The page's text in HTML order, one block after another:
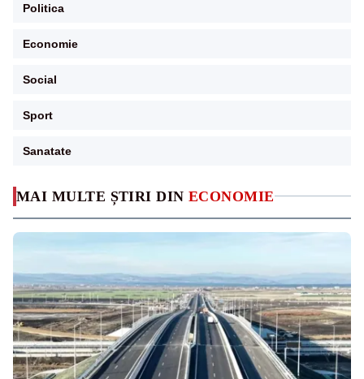
MAI MULTE ȘTIRI DIN ECONOMIE
Politica
Economie
Social
Sport
Sanatate